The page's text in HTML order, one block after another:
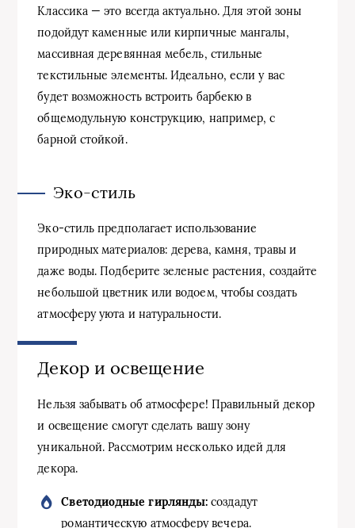
Классика — это всегда актуально. Для этой зоны
подойдут каменные или кирпичные мангалы,
массивная деревянная мебель, стильные
текстильные элементы. Идеально, если у вас
будет возможность встроить барбекю в
общемодульную конструкцию, например, с
барной стойкой.
Эко-стиль
Эко-стиль предполагает использование
природных материалов: дерева, камня, травы и
даже воды. Подберите зеленые растения, создайте
небольшой цветник или водоем, чтобы создать
атмосферу уюта и натуральности.
Декор и освещение
Нельзя забывать об атмосфере! Правильный декор
и освещение смогут сделать вашу зону
уникальной. Рассмотрим несколько идей для
декора.
Светодиодные гирлянды: создадут
романтическую атмосферу вечера.